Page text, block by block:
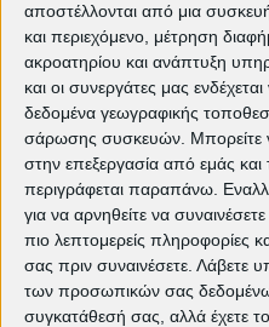
αποστέλλονται από μια συσκευή
και περιεχόμενο, μέτρηση
ακροατηρίου και ανάπτυξη
και οι συνεργάτες μας
δεδομένα γεωγραφικής
σάρωσης συσκευών. Μπορείτε
στην επεξεργασία από εμάς
περιγράφεται παραπάνω.
για να αρνηθείτε να
πιο λεπτομερείς πληροφορίες
σας πριν συναινέσετε. Λάβετε
των προσωπικών σας
συγκατάθεσή σας, αλλά έχετε
Tags: Δήμος
Λέσχη Πετρούπολης
Πετρούπολη
Πρεσβεία
πετρουπολης Σινεμά
cinelesxi_petroupolis
petroupolis events
pkdp.gr